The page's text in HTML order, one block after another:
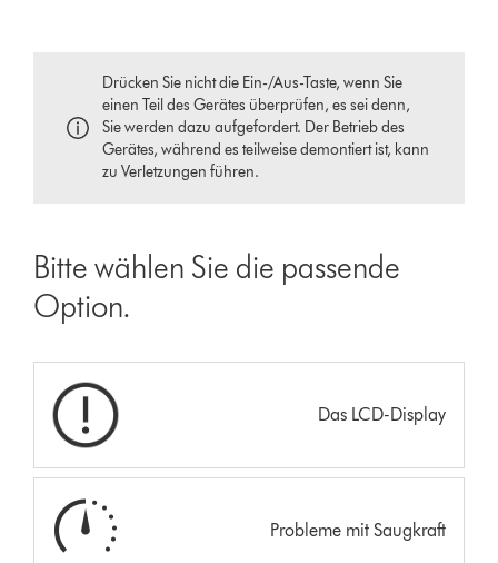
Drücken Sie nicht die Ein-/Aus-Taste, wenn Sie
einen Teil des Gerätes überprüfen, es sei denn,
Sie werden dazu aufgefordert. Der Betrieb des
Gerätes, während es teilweise demontiert ist, kann
zu Verletzungen führen.
Bitte wählen Sie die passende
Option.
Das LCD-Display
Probleme mit Saugkraft